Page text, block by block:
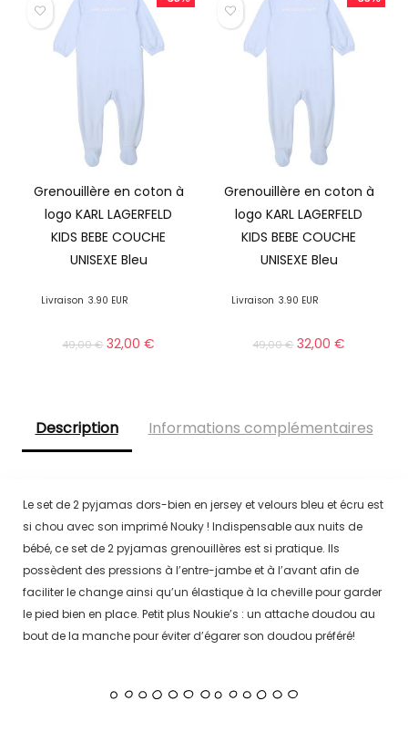
Grenouillère en coton à
logo KARL LAGERFELD
KIDS BEBE COUCHE
UNISEXE Bleu
Livraison 3.90 EUR
49,00€ 32,00€
Grenouillère en coton à
logo KARL LAGERFELD
KIDS BEBE COUCHE
UNISEXE Bleu
Livraison 3.90 EUR
49,00€ 32,00€
Description Informations complémentaires
Le set de 2 pyjamas dors-bien en jersey et velours bleu et écru est
si chou avec son imprimé Nouky ! Indispensable aux nuits de
bébé, ce set de 2 pyjamas grenouillères est si pratique. Ils
possèdent des pressions à l’entre-jambe et à l’avant afin de
faciliter le change ainsi qu’un élastique à la cheville pour garder
le pied bien en place. Petit plus Noukie’s : un attache doudou au
bout de la manche pour éviter d’égarer son doudou préféré!